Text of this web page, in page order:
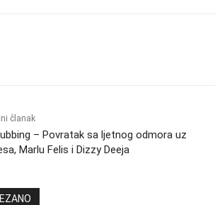
članak
– Povratak sa ljetnog odmora uz
Marlu Felis i Dizzy Deeja